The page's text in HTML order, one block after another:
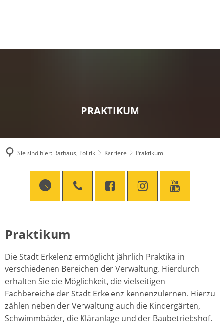
PRAKTIKUM
Sie sind hier: Rathaus, Politik Karriere Praktikum
Praktikum
Praktikum
Die Stadt Erkelenz ermöglicht jährlich Praktika in
verschiedenen Bereichen der Verwaltung. Hierdurch
erhalten Sie die Möglichkeit, die vielseitigen
Fachbereiche der Stadt Erkelenz kennenzulernen. Hierzu
zählen neben der Verwaltung auch die Kindergärten,
Schwimmbäder, die Kläranlage und der Baubetriebshof.